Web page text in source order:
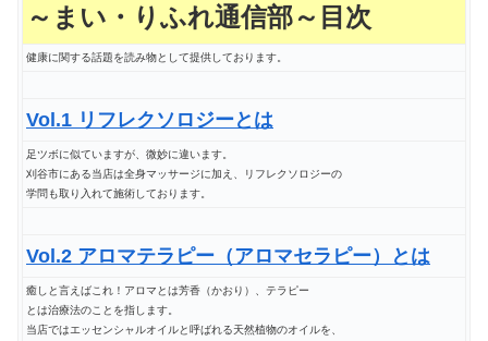
～まい・りふれ通信部～目次
健康に関する話題を読み物として提供しております。
Vol.1 リフレクソロジーとは
足ツボに似ていますが、微妙に違います。
刈谷市にある当店は全身マッサージに加え、リフレクソロジーの
学問も取り入れて施術しております。
Vol.2 アロマテラピー（アロマセラピー）とは
癒しと言えばこれ！アロマとは芳香（かおり）、テラピー
とは治療法のことを指します。
当店ではエッセンシャルオイルと呼ばれる天然植物のオイルを、